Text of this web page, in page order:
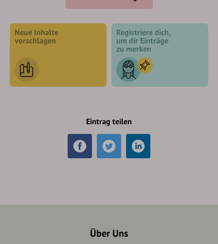
Neue Inhalte
vorschlagen
Registriere dich,
um dir Einträge
zu merken
Eintrag teilen
Über Uns